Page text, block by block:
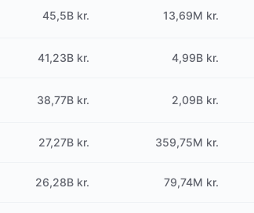
45,5B kr. 13,69M kr.
41,23B kr. 4,99B kr.
38,77B kr. 2,09B kr.
27,27B kr. 359,75M kr.
26,28B kr. 79,74M kr.